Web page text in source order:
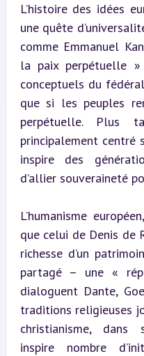
L’histoire des idées
une quête
comme Emmanuel
la paix perpétuelle
conceptuels du
que si les peuples
perpétuelle. Plus
principalement
inspire des
d’allier souveraineté
L’humanisme
que celui de Denis de
richesse d’un
partagé – une «
dialoguent Dante,
traditions religieuses
christianisme, dans
inspire nombre